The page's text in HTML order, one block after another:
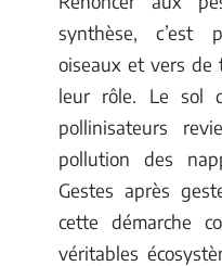
synthèse, c’est
oiseaux et vers de
leur rôle. Le sol
pollinisateurs
pollution des
Gestes après
cette démarche
véritables